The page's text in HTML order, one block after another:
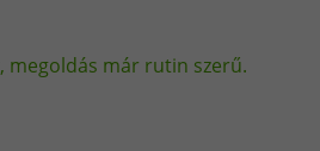
megoldás már rutin szerű.